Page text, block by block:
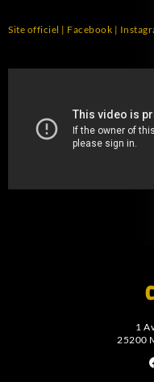
Site officiel | Facebook |
1
25200